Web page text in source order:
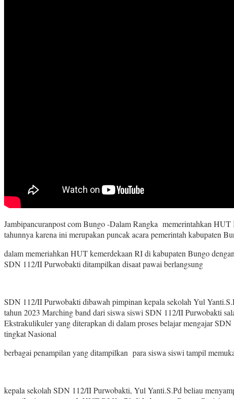
Jambipancuranpost com Bungo -Dalam Rangka memerintahkan
tahunnya karena ini merupakan puncak acara pemerintah kabupaten
dalam memeriahkan HUT kemerdekaan RI di kabupaten Bungo
SDN 112/II Purwobakti ditampilkan disaat pawai berlangsung
SDN 112/II Purwobakti dibawah pimpinan kepala sekolah Yul
tahun 2023 Marching band dari siswa siswi SDN 112/II Purwobakti
Ekstrakulikuler yang diterapkan di dalam proses belajar mengajar
tingkat Nasional
berbagai penampilan yang ditampilkan para siswa siswi tampil
kepala sekolah SDN 112/II Purwobakti, Yul Yanti.S.Pd beliau